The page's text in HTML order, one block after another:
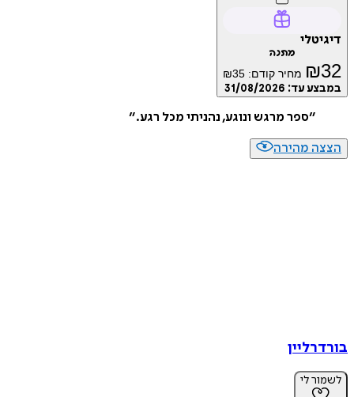
דיגיטלי
מתנה
₪32 מחיר קודם: ₪35
במבצע עד: 31/08/2026
״ספר מרגש ונוגע, נהניתי מכל רגע.״
הצצה מהירה
בורדרליין
לשמור לי